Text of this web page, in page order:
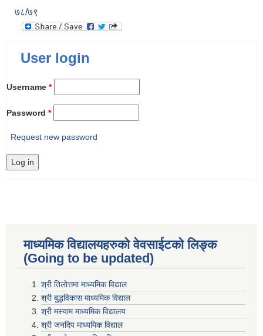
७८/७९
User login
Username *
Password *
Request new password
माध्यमिक विद्यालयहरुकाे वेवसाईटको लिङ्क
(Going to be updated)
श्री तिलाेत्तमा माध्यमिक विद्याल
श्री बुद्धविकास माध्यमिक विद्याल
श्री मस्याम माध्यमिक विद्यालय
श्री जनदिप माध्यमिक विद्याल